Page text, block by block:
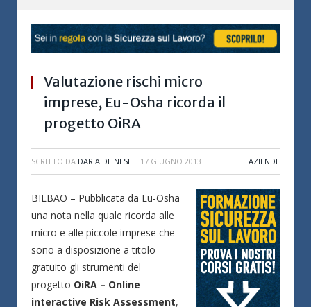
Valutazione rischi micro
imprese, Eu-Osha ricorda il
progetto OiRA
SCRITTO DA DARIA DE NESI IL 17 GIUGNO 2013 AZIENDE
BILBAO – Pubblicata da Eu-Osha
una nota nella quale ricorda alle
micro e alle piccole imprese che
sono a disposizione a titolo
gratuito gli strumenti del
progetto OiRA – Online
interactive Risk Assessment,